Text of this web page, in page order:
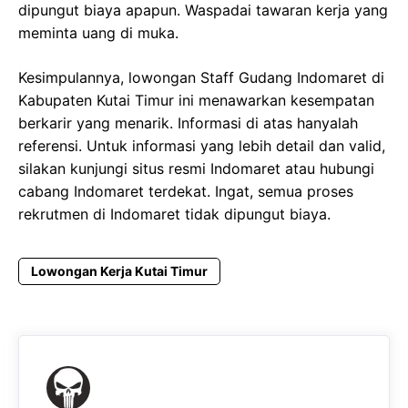
dipungut biaya apapun. Waspadai tawaran kerja yang
meminta uang di muka.
Kesimpulannya, lowongan Staff Gudang Indomaret di
Kabupaten Kutai Timur ini menawarkan kesempatan
berkarir yang menarik. Informasi di atas hanyalah
referensi. Untuk informasi yang lebih detail dan valid,
silakan kunjungi situs resmi Indomaret atau hubungi
cabang Indomaret terdekat. Ingat, semua proses
rekrutmen di Indomaret tidak dipungut biaya.
Lowongan Kerja Kutai Timur